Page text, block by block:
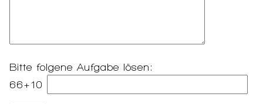
Bitte folgene Aufgabe lösen:
66+10